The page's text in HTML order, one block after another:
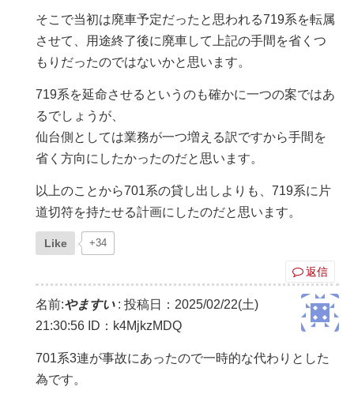
そこで当初は廃車予定だったと思われる719系を転属
させて、用途終了後に廃車して上記の手間を省くつ
もりだったのではないかと思います。
719系を延命させるというのも確かに一つの案ではあ
るでしょうが、
仙台側としては業務が一つ増える訳ですから手間を
省く方向にしたかったのだと思います。
以上のことから701系の貸し出しよりも、719系に片
道切符を持たせる計画にしたのだと思います。
Like +34
返信
名前:やますい: 投稿日：2025/02/22(土)
21:30:56 ID：k4MjkzMDQ
701系3連が事故にあったので一時的な代わりとした
為です。